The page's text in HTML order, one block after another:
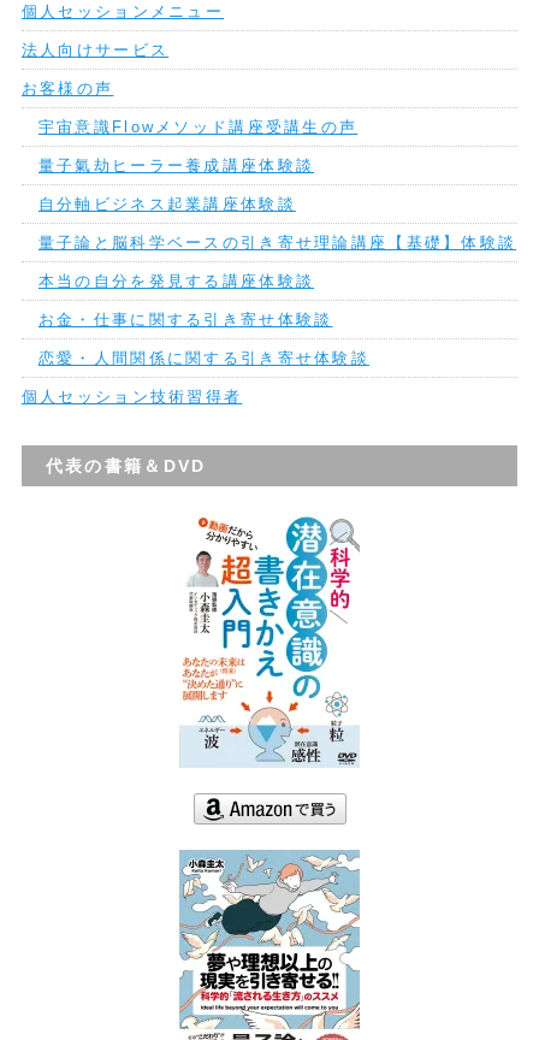
個人セッションメニュー
法人向けサービス
お客様の声
宇宙意識Flowメソッド講座受講生の声
量子氣劫ヒーラー養成講座体験談
自分軸ビジネス起業講座体験談
量子論と脳科学ベースの引き寄せ理論講座【基礎】体験談
本当の自分を発見する講座体験談
お金・仕事に関する引き寄せ体験談
恋愛・人間関係に関する引き寄せ体験談
個人セッション技術習得者
代表の書籍＆DVD